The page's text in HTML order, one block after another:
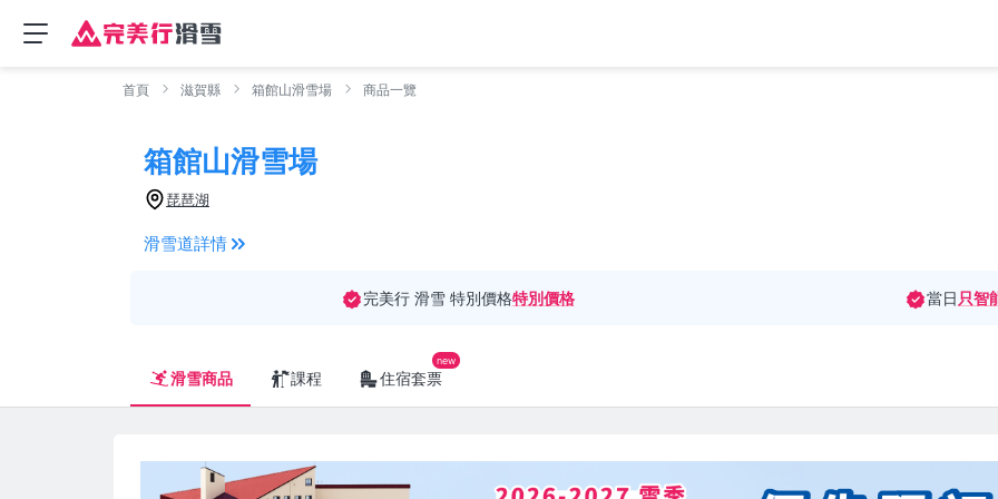
首頁 滋賀縣 箱館山滑雪場 商品一覽
箱館山滑雪場
琵琶湖
滑雪道詳情
完美行 滑雪 特別價格特別價格 當日 只智
滑雪商品 課程 住宿套票